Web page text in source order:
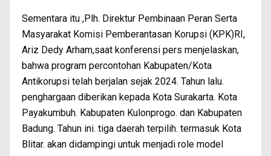
Sementara itu ,Plh. Direktur Pembinaan Peran Serta
Masyarakat Komisi Pemberantasan Korupsi (KPK)RI,
Ariz Dedy Arham,saat konferensi pers menjelaskan,
bahwa program percontohan Kabupaten/Kota
Antikorupsi telah berjalan sejak 2024. Tahun lalu.
penghargaan diberikan kepada Kota Surakarta. Kota
Payakumbuh. Kabupaten Kulonprogo. dan Kabupaten
Badung. Tahun ini. tiga daerah terpilih. termasuk Kota
Blitar. akan didampingi untuk menjadi role model